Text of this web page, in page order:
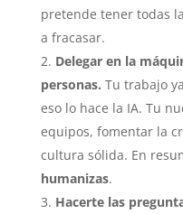
pretende tener todas
a fracasar.
Delegar en la
personas. Tu trabajo
eso lo hace la IA. Tu
equipos, fomentar la
cultura sólida. En
humanizas.
Hacerte las